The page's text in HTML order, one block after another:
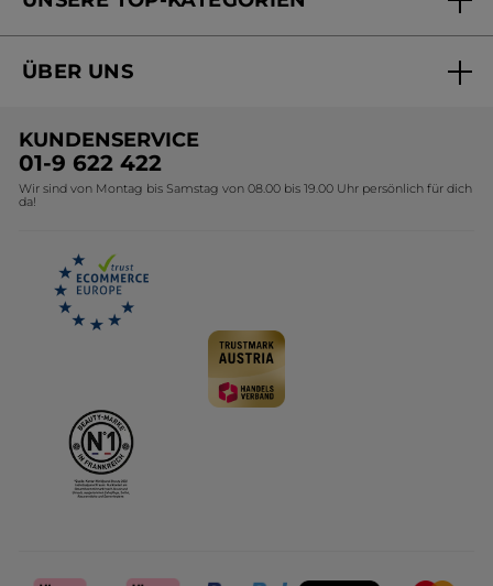
Online Preisliste
Versandhandel Preisliste
Black Friday Yves Rocher
Geschenkideen Yves Rocher
Kollektion Monoi Yves Rocher
ÜBER UNS
Umweltstiftung YR
Affiliate Programm
KUNDENSERVICE
01-9 622 422
Wir sind von Montag bis Samstag von 08.00 bis 19.00 Uhr persönlich für dich
da!